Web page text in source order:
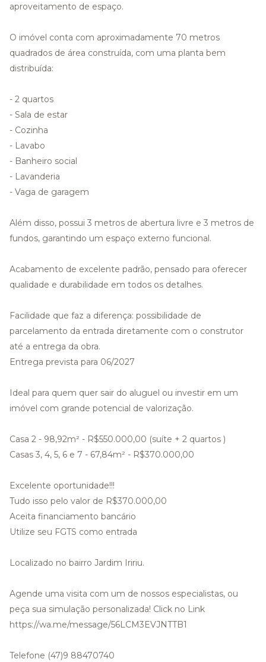
aproveitamento de espaço.
O imóvel conta com aproximadamente 70 metros
quadrados de área construída, com uma planta bem
distribuída:
- 2 quartos
- Sala de estar
- Cozinha
- Lavabo
- Banheiro social
- Lavanderia
- Vaga de garagem
Além disso, possui 3 metros de abertura livre e 3 metros de
fundos, garantindo um espaço externo funcional.
Acabamento de excelente padrão, pensado para oferecer
qualidade e durabilidade em todos os detalhes.
Facilidade que faz a diferença: possibilidade de
parcelamento da entrada diretamente com o construtor
até a entrega da obra.
Entrega prevista para 06/2027
Ideal para quem quer sair do aluguel ou investir em um
imóvel com grande potencial de valorização.
Casa 2 - 98,92m² - R$550.000,00 (suíte + 2 quartos )
Casas 3, 4, 5, 6 e 7 - 67,84m² - R$370.000,00
Excelente oportunidade!!!
Tudo isso pelo valor de R$370.000,00
Aceita financiamento bancário
Utilize seu FGTS como entrada
Localizado no bairro Jardim Iririu.
Agende uma visita com um de nossos especialistas, ou
peça sua simulação personalizada! Click no Link
https://wa.me/message/56LCM3EVJNTTB1
Telefone (47)9 88470740